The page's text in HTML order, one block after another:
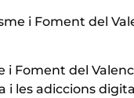
i Foment del
i Foment del
i les adiccions